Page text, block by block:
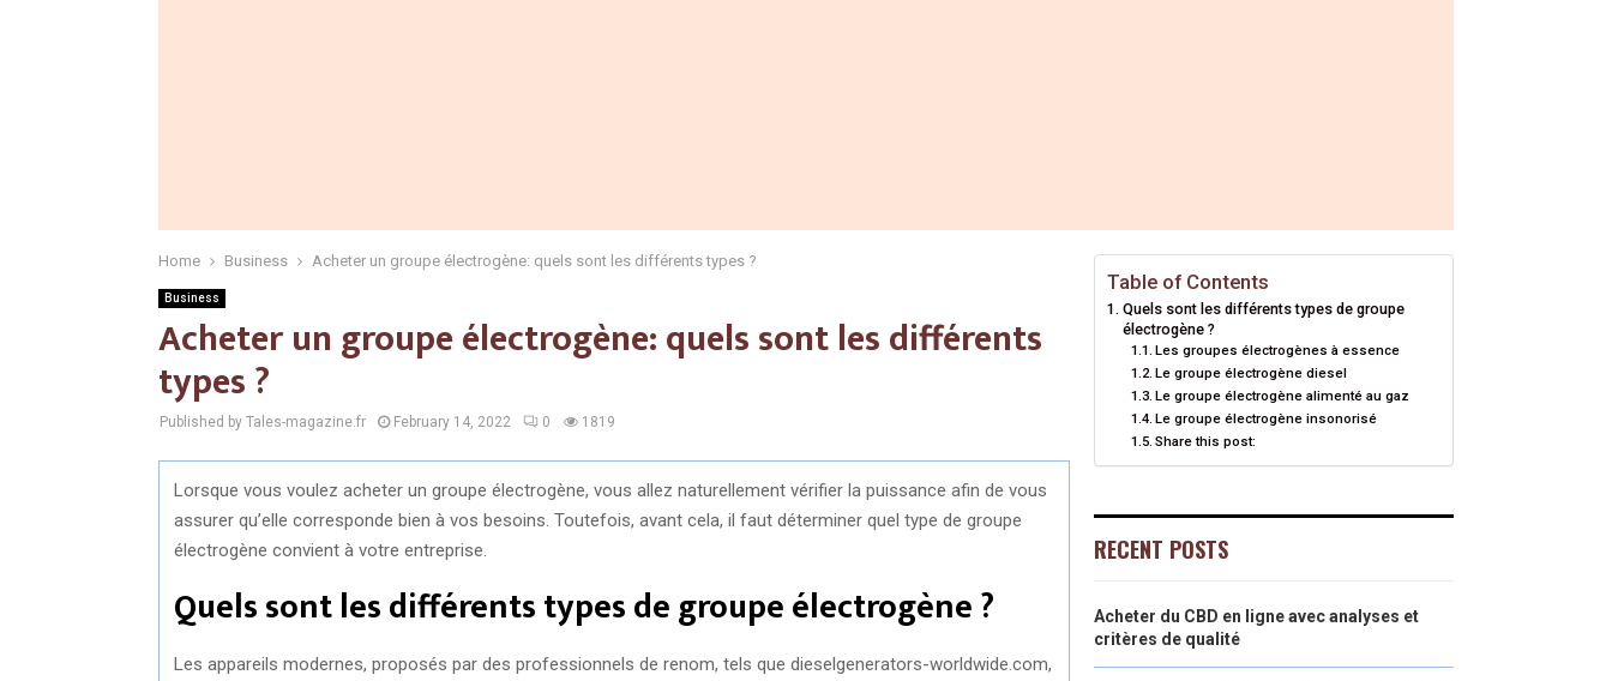
Home Business Acheter un groupe électrogène: quels sont les différents types ?
Business
Acheter un groupe électrogène: quels sont les différents
types ?
Published by Tales-magazine.fr February 14, 2022 0 1819
Lorsque vous voulez acheter un groupe électrogène, vous allez naturellement vérifier la puissance afin de vous
assurer qu’elle corresponde bien à vos besoins. Toutefois, avant cela, il faut déterminer quel type de groupe
électrogène convient à votre entreprise.
Quels sont les différents types de groupe électrogène ?
Les appareils modernes, proposés par des professionnels de renom, tels que dieselgenerators-worldwide.com,
Table of Contents
Quels sont les différents types de groupe
électrogène ?
Les groupes électrogènes à essence
Le groupe électrogène diesel
Le groupe électrogène alimenté au gaz
Le groupe électrogène insonorisé
Share this post:
RECENT POSTS
Acheter du CBD en ligne avec analyses et
critères de qualité